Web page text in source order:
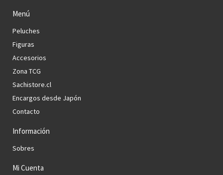
Menú
Peluches
Figuras
Accesorios
Zona TCG
Sachistore.cl
Encargos desde Japón
Contacto
Información
Sobres
Mi Cuenta